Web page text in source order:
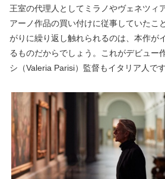
王室の代理人としてミラノやヴェネツィ
アーノ作品の買い付けに従事していたこ
がりに繰り返し触れられるのは、本作が
るものだからでしょう。これがデビュー
シ（Valeria Parisi）監督もイタリア人です